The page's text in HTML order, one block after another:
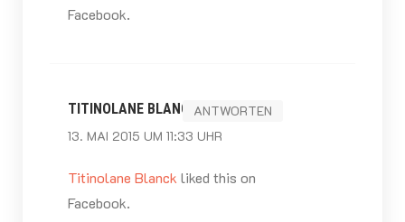
Facebook.
TITINOLANE BLANCK
13. MAI 2015 UM 11:33 UHR
ANTWORTEN
Titinolane Blanck liked this on
Facebook.